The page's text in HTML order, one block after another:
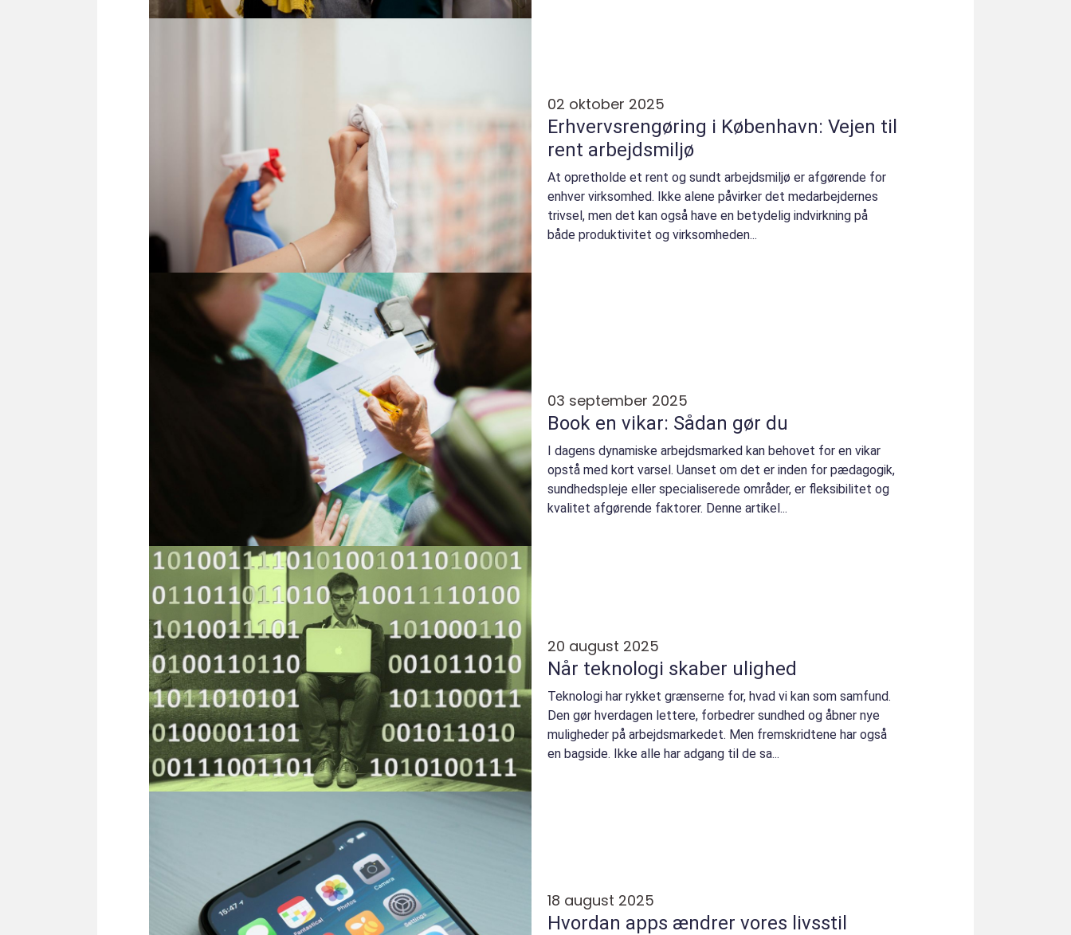
02 oktober 2025
Erhvervsrengøring i København: Vejen til
rent arbejdsmiljø
At opretholde et rent og sundt arbejdsmiljø er afgørende for
enhver virksomhed. Ikke alene påvirker det medarbejdernes
trivsel, men det kan også have en betydelig indvirkning på
både produktivitet og virksomheden...
03 september 2025
Book en vikar: Sådan gør du
I dagens dynamiske arbejdsmarked kan behovet for en vikar
opstå med kort varsel. Uanset om det er inden for pædagogik,
sundhedspleje eller specialiserede områder, er fleksibilitet og
kvalitet afgørende faktorer. Denne artikel...
20 august 2025
Når teknologi skaber ulighed
Teknologi har rykket grænserne for, hvad vi kan som samfund.
Den gør hverdagen lettere, forbedrer sundhed og åbner nye
muligheder på arbejdsmarkedet. Men fremskridtene har også
en bagside. Ikke alle har adgang til de sa...
18 august 2025
Hvordan apps ændrer vores livsstil